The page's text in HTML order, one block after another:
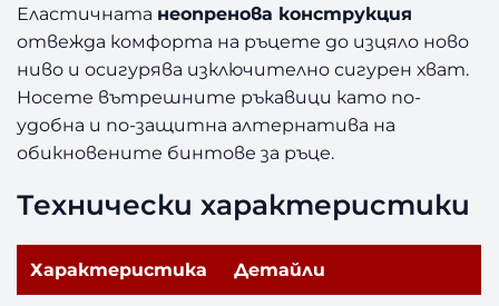
Еластичната неопренова конструкция
отвежда комфорта на ръцете до изцяло ново
ниво и осигурява изключително сигурен хват.
Носете вътрешните ръкавици като по-
удобна и по-защитна алтернатива на
обикновените бинтове за ръце.
Технически характеристики
Характеристика Детайли